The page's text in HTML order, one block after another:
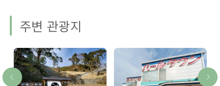
주변 관광지